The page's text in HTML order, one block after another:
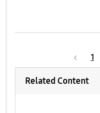
1
Related Content